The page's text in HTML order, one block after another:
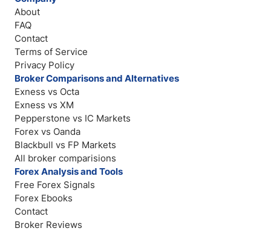
About
FAQ
Contact
Terms of Service
Privacy Policy
Broker Comparisons and Alternatives
Exness vs Octa
Exness vs XM
Pepperstone vs IC Markets
Forex vs Oanda
Blackbull vs FP Markets
All broker comparisions
Forex Analysis and Tools
Free Forex Signals
Forex Ebooks
Contact
Broker Reviews